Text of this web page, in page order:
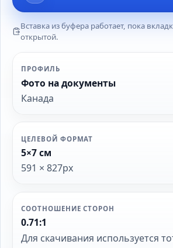
Вставка из буфера работает, пока
открытой.
ПРОФИЛЬ
Фото на документы
Канада
ЦЕЛЕВОЙ ФОРМАТ
5×7 см
591 × 827px
СООТНОШЕНИЕ СТОРОН
0.71:1
Для скачивания используется